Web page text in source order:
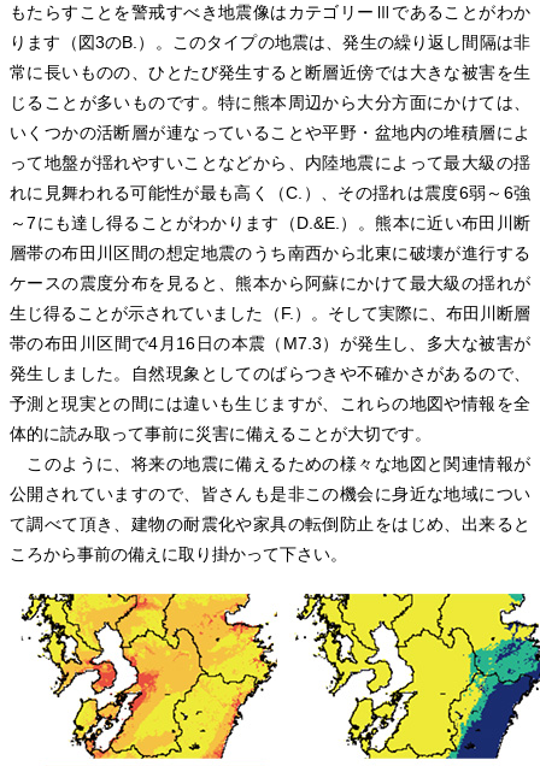
もたらすことを警戒すべき地震像はカテゴリーⅢであることがわか
ります（図3のB.）。このタイプの地震は、発生の繰り返し間隔は非
常に長いものの、ひとたび発生すると断層近傍では大きな被害を生
じることが多いものです。特に熊本周辺から大分方面にかけては、
いくつかの活断層が連なっていることや平野・盆地内の堆積層によ
って地盤が揺れやすいことなどから、内陸地震によって最大級の揺
れに見舞われる可能性が最も高く（C.）、その揺れは震度6弱～6強
～7にも達し得ることがわかります（D.&E.）。熊本に近い布田川断
層帯の布田川区間の想定地震のうち南西から北東に破壊が進行する
ケースの震度分布を見ると、熊本から阿蘇にかけて最大級の揺れが
生じ得ることが示されていました（F.）。そして実際に、布田川断層
帯の布田川区間で4月16日の本震（M7.3）が発生し、多大な被害が
発生しました。自然現象としてのばらつきや不確かさがあるので、
予測と現実との間には違いも生じますが、これらの地図や情報を全
体的に読み取って事前に災害に備えることが大切です。
このように、将来の地震に備えるための様々な地図と関連情報が
公開されていますので、皆さんも是非この機会に身近な地域につい
て調べて頂き、建物の耐震化や家具の転倒防止をはじめ、出来ると
ころから事前の備えに取り掛かって下さい。